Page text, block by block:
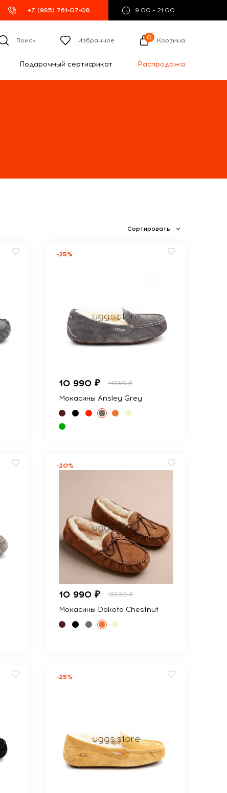
+7 (985) 761-07-08 9:00 - 21:00
Поиск Избранное 0 Корзина
Подарочный сертификат Распродажа
Сортировать
-25%
10 990 ₽ 14590 ₽
Мокасины Ansley Grey
-20%
10 990 ₽ 13590 ₽
Мокасины Dakota Chestnut
-25%